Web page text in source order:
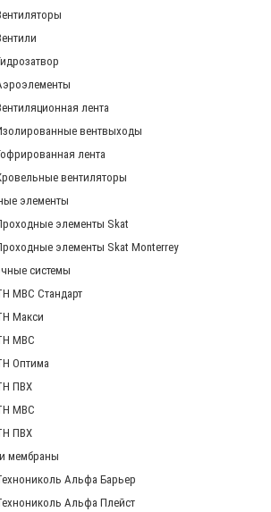
лента
вентвыходы
лента
вентиляторы
элементы
элементы Skat
элементы Skat Monterrey
системы
MBC Стандарт
Макси
МВС
Оптима
ПВХ
МВС
ПВХ
мембраны
Альфа Барьер
Альфа Плейст